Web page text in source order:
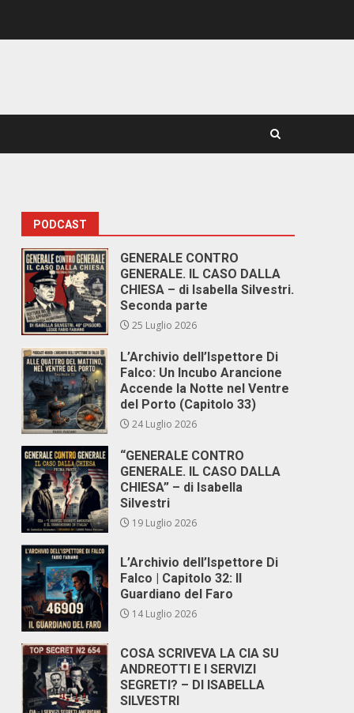
PODCAST
GENERALE CONTRO
GENERALE. IL CASO DALLA
CHIESA – di Isabella Silvestri.
Seconda parte
25 Luglio 2026
L’Archivio dell’Ispettore Di
Falco: Un Incubo Arancione
Accende la Notte nel Ventre
del Porto (Capitolo 33)
24 Luglio 2026
“GENERALE CONTRO
GENERALE. IL CASO DALLA
CHIESA” – di Isabella
Silvestri
19 Luglio 2026
L’Archivio dell’Ispettore Di
Falco | Capitolo 32: Il
Guardiano del Faro
14 Luglio 2026
COSA SCRIVEVA LA CIA SU
ANDREOTTI E I SERVIZI
SEGRETI? – DI ISABELLA
SILVESTRI